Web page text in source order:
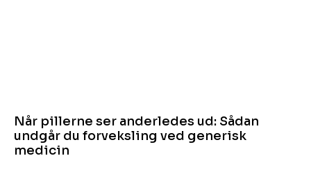
Når pillerne ser anderledes ud: Sådan
undgår du forveksling ved generisk
medicin